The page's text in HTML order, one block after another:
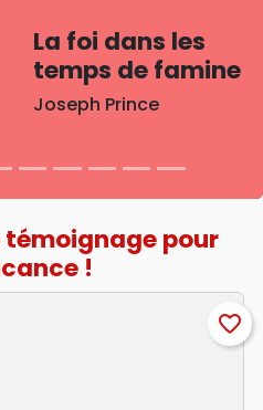
La foi dans les
temps de famine
Joseph Prince
témoignage pour
!
favorite_border